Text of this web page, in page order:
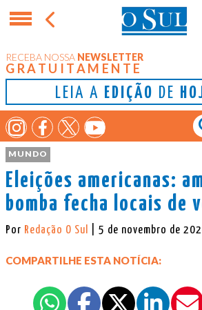
RECEBA NOSSA NEWSLETTER
GRATUITAMENTE
LEIA A EDIÇÃO DE
MUNDO
Eleições americanas:
bomba fecha locais de
Por Redação O Sul | 5 de novembro de
COMPARTILHE ESTA NOTÍCIA: